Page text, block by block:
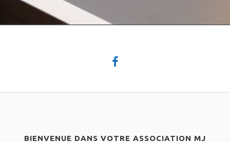
BIENVENUE DANS VOTRE ASSOCIATION MJ